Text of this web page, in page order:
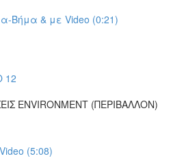
Βήμα & με Video (0:21)
12
ENVIRONMENT (ΠΕΡΙΒΑΛΛΟΝ)
(5:08)